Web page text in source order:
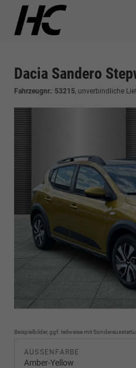
Dacia Sandero
Fahrzeugnr.: 53215, unverbindliche
Beispielbilder, ggf. teilweise mit
AUSSENFARBE
Amber-Yellow